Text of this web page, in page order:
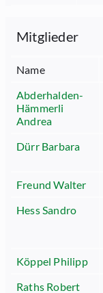
Mitglieder
Name
Abderhalden-
Hämmerli
Andrea
Dürr Barbara
Freund Walter
Hess Sandro
Köppel Philipp
Raths Robert